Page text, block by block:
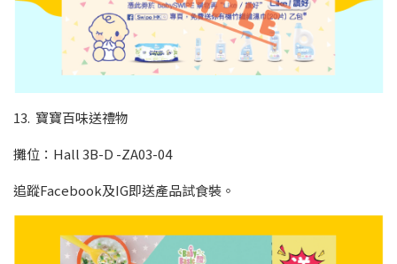
13. 寶寶百味送禮物
攤位：Hall 3B-D -ZA03-04
追蹤Facebook及IG即送產品試食裝。